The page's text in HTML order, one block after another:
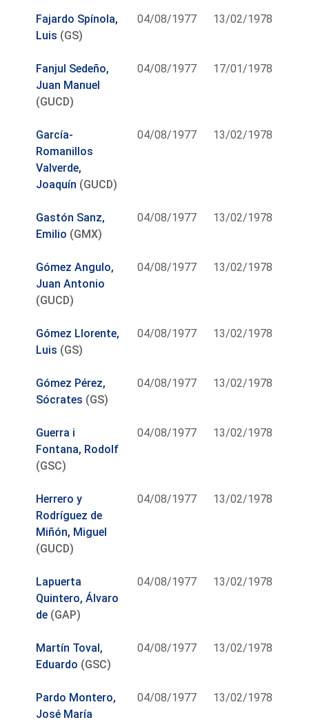
Fajardo Spínola,
Luis (GS)
04/08/1977 13/02/1978
Fanjul Sedeño,
Juan Manuel
(GUCD)
04/08/1977 17/01/1978
García-
Romanillos
Valverde,
Joaquín (GUCD)
04/08/1977 13/02/1978
Gastón Sanz,
Emilio (GMX)
04/08/1977 13/02/1978
Gómez Angulo,
Juan Antonio
(GUCD)
04/08/1977 13/02/1978
Gómez Llorente,
Luis (GS)
04/08/1977 13/02/1978
Gómez Pérez,
Sócrates (GS)
04/08/1977 13/02/1978
Guerra i
Fontana, Rodolf
(GSC)
04/08/1977 13/02/1978
Herrero y
Rodríguez de
Miñón, Miguel
(GUCD)
04/08/1977 13/02/1978
Lapuerta
Quintero, Álvaro
de (GAP)
04/08/1977 13/02/1978
Martín Toval,
Eduardo (GSC)
04/08/1977 13/02/1978
Pardo Montero,
José María
04/08/1977 13/02/1978